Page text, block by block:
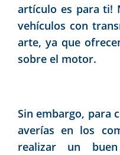
artículo es para ti!
vehículos con
arte, ya que
sobre el motor.
Sin embargo, para
averías en los
realizar un